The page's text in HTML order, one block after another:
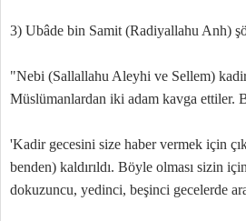
3) Ubâde bin Samit (Radiyallahu Anh)
"Nebi (Sallallahu Aleyhi ve Sellem)
Müslümanlardan iki adam kavga ettiler.
'Kadir gecesini size haber vermek için
benden) kaldırıldı. Böyle olması sizin
dokuzuncu, yedinci, beşinci gecelerde